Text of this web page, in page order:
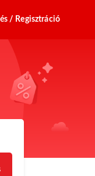
/ Regisztráció